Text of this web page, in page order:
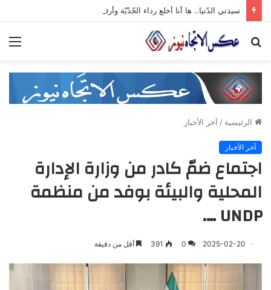
بحث
الرئيسية / آخر الأخبار
آخر الأخبار
اجتماع ضمّ كادر من وزارة الإدارة
المحلية والبيئة بوفد من منظمة
UNDP ….
2025-02-20
0
391 أقل من دقيقة